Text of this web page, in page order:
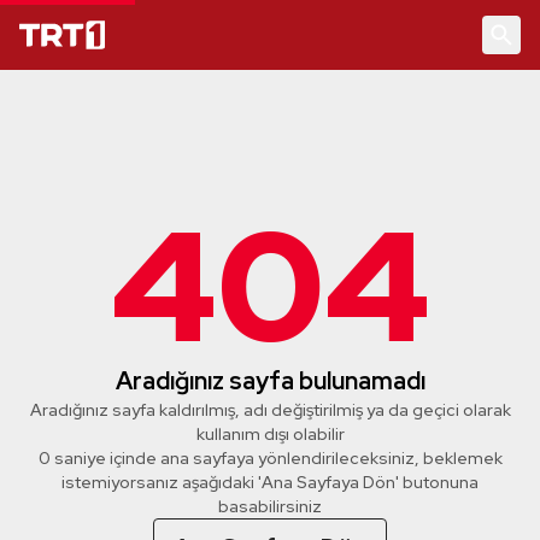
404
Aradığınız sayfa bulunamadı
Aradığınız sayfa kaldırılmış, adı değiştirilmiş ya da geçici olarak
kullanım dışı olabilir
0 saniye içinde ana sayfaya yönlendirileceksiniz, beklemek
istemiyorsanız aşağıdaki 'Ana Sayfaya Dön' butonuna
basabilirsiniz